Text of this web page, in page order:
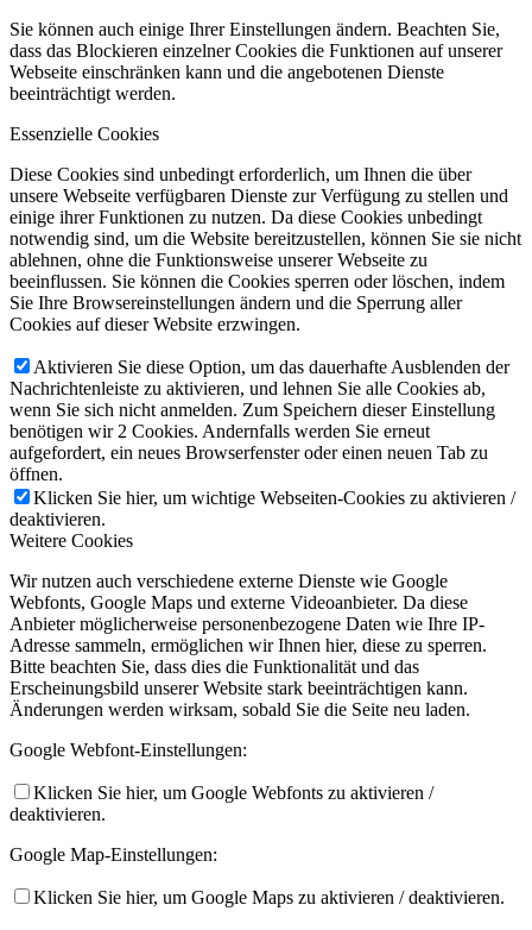
Sie können auch einige Ihrer Einstellungen ändern. Beachten Sie,
dass das Blockieren einzelner Cookies die Funktionen auf unserer
Webseite einschränken kann und die angebotenen Dienste
beeinträchtigt werden.
Essenzielle Cookies
Diese Cookies sind unbedingt erforderlich, um Ihnen die über
unsere Webseite verfügbaren Dienste zur Verfügung zu stellen und
einige ihrer Funktionen zu nutzen. Da diese Cookies unbedingt
notwendig sind, um die Website bereitzustellen, können Sie sie nicht
ablehnen, ohne die Funktionsweise unserer Webseite zu
beeinflussen. Sie können die Cookies sperren oder löschen, indem
Sie Ihre Browsereinstellungen ändern und die Sperrung aller
Cookies auf dieser Website erzwingen.
Aktivieren Sie diese Option, um das dauerhafte Ausblenden der
Nachrichtenleiste zu aktivieren, und lehnen Sie alle Cookies ab,
wenn Sie sich nicht anmelden. Zum Speichern dieser Einstellung
benötigen wir 2 Cookies. Andernfalls werden Sie erneut
aufgefordert, ein neues Browserfenster oder einen neuen Tab zu
öffnen.
Klicken Sie hier, um wichtige Webseiten-Cookies zu aktivieren /
deaktivieren.
Weitere Cookies
Wir nutzen auch verschiedene externe Dienste wie Google
Webfonts, Google Maps und externe Videoanbieter. Da diese
Anbieter möglicherweise personenbezogene Daten wie Ihre IP-
Adresse sammeln, ermöglichen wir Ihnen hier, diese zu sperren.
Bitte beachten Sie, dass dies die Funktionalität und das
Erscheinungsbild unserer Website stark beeinträchtigen kann.
Änderungen werden wirksam, sobald Sie die Seite neu laden.
Google Webfont-Einstellungen:
Klicken Sie hier, um Google Webfonts zu aktivieren /
deaktivieren.
Google Map-Einstellungen:
Klicken Sie hier, um Google Maps zu aktivieren / deaktivieren.